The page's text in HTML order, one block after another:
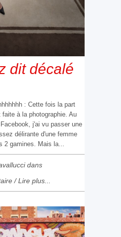
dit décalé
: Cette fois la part
faite à la photographie. Au
j'ai vu passer une
délirante d'une femme
2 gamines. Mais la...
dans
/Lire plus...